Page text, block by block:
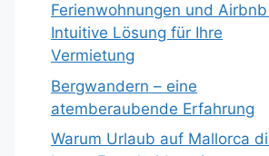
Ferienwohnungen und
Intuitive Lösung für Ihre
Vermietung
Bergwandern – eine
atemberaubende Erfahrung
Warum Urlaub auf Mallorca